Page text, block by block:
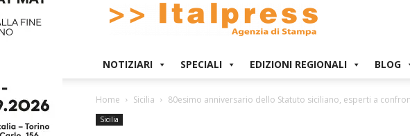
NOTIZIARI SPECIALI EDIZIONI REGIONALI BLOG
Home Sicilia 80esimo anniversario dello Statuto siciliano, esperti a
Sicilia